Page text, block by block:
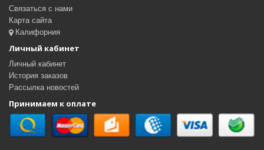
Связаться с нами
Карта сайта
Калифорния
Личный кабинет
Личный кабинет
История заказов
Рассылка новостей
Принимаем к оплате